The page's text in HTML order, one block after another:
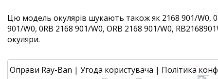
Цю модель окулярів шукають також як 2168 901/W0,
901/W0, 0RB 2168 901/W0, ORB 2168 901/W0,
окуляри.
Оправи Ray-Ban | Угода користувача | Політика